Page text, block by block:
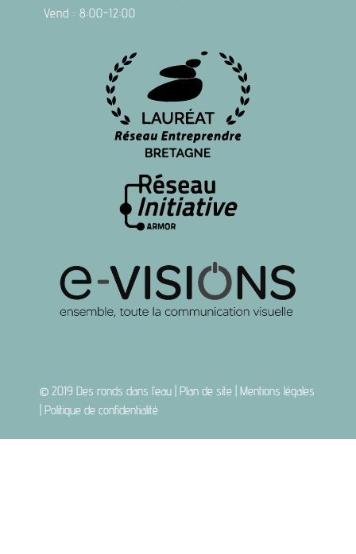
Vend : 8:00-12:00
© 2019 Des ronds dans l’eau Plan de site Mentions légales
Politique de confidentialité